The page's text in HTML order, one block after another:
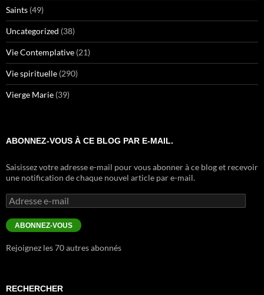
Saints (49)
Uncategorized (38)
Vie Contemplative (21)
Vie spirituelle (290)
Vierge Marie (39)
ABONNEZ-VOUS À CE BLOG PAR E-MAIL.
Saisissez votre adresse e-mail pour vous abonner à ce blog et recevoir
une notification de chaque nouvel article par e-mail.
Adresse
e-
mail
ABONNEZ-VOUS
Rejoignez les 70 autres abonnés
RECHERCHER